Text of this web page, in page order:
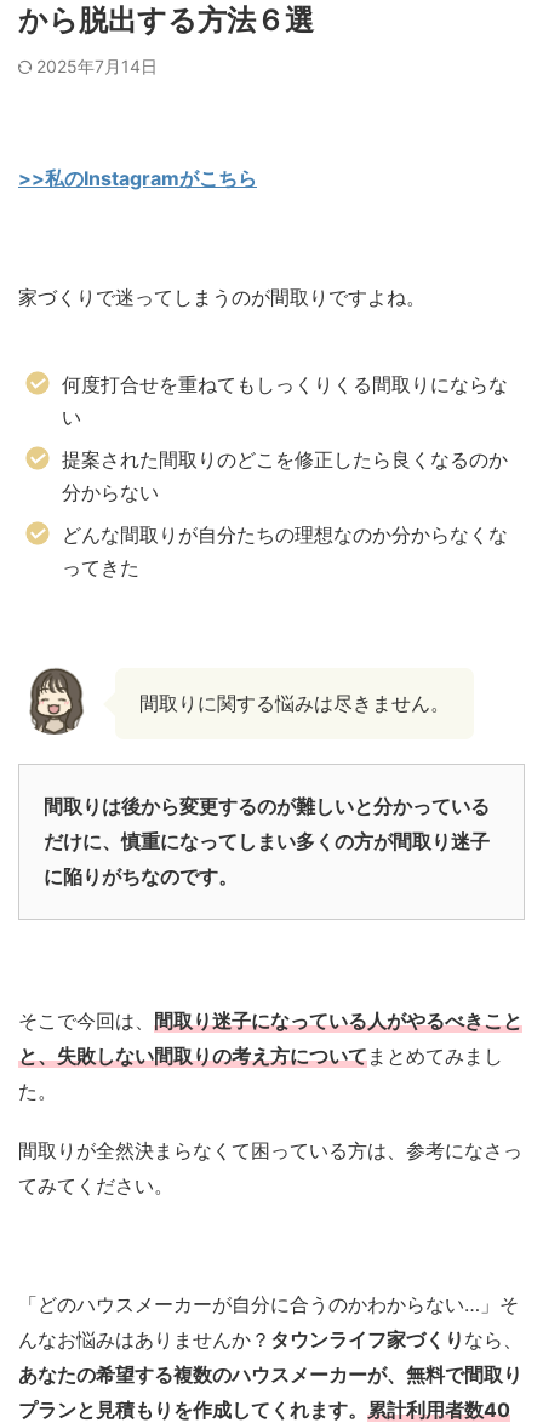
から脱出する方法６選
2025年7月14日
>>私のInstagramがこちら
家づくりで迷ってしまうのが間取りですよね。
何度打合せを重ねてもしっくりくる間取りにならな
い
提案された間取りのどこを修正したら良くなるのか
分からない
どんな間取りが自分たちの理想なのか分からなくな
ってきた
間取りに関する悩みは尽きません。
間取りは後から変更するのが難しいと分かっている
だけに、慎重になってしまい多くの方が間取り迷子
に陥りがちなのです。
そこで今回は、 間取り迷子になっている人がやるべきこと
と、失敗しない間取りの考え方についてまとめてみまし
た。
間取りが全然決まらなくて困っている方は、参考になさっ
てみてください。
「どのハウスメーカーが自分に合うのかわからない…」そ
んなお悩みはありませんか？ タウンライフ家づくり なら、
あなたの希望する複数のハウスメーカーが、無料で間取り
プランと見積もりを作成してくれます。 累計利用者数40